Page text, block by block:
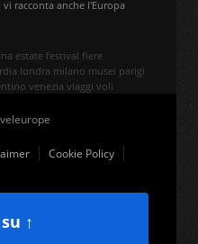
racconta anche l'Europa
estate festival fiere
londra milano musei parigi
venezia viaggi voli
Cookie Policy
↑